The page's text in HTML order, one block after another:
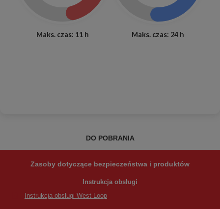
Maks. czas: 11 h Maks. czas: 24 h
DO POBRANIA
Zasoby dotyczące bezpieczeństwa i produktów
Instrukcja obsługi
Instrukcja obsługi West Loop